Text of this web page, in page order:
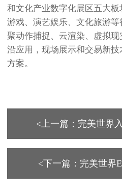
和文化产业数字化展区五大
游戏、演艺娱乐、文化旅游
聚动作捕捉、云渲染、虚拟
沿应用，现场展示和交易新
方案。
<上一篇：完美世界
<下一篇：完美世界